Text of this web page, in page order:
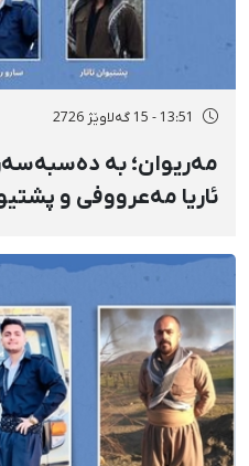
13:51 - 15 گەلاوێژ 2726
مەریوان؛ بە
ئاریا مەعرووفی و
بۆ شەش کەس زیادی